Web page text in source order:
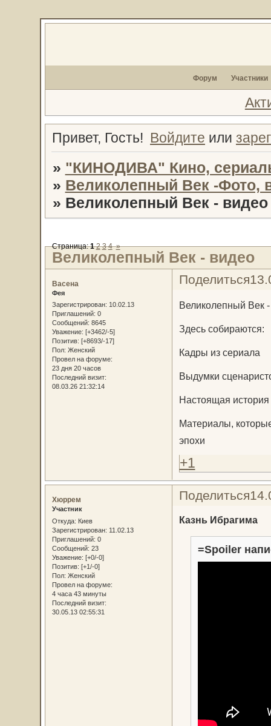
Форум Участники
Привет, Гость! Войдите или
» "КИНОДИВА" Кино,
» Великолепный Век -Фото,
» Великолепный Век - видео
Великолепный Век - видео
Страница:1 2 3 4 »
Поделиться
Васена
Фея
Зарегистрирован: 10.02.13
Приглашений: 0
Сообщений: 8645
Уважение: [+3462/-5]
Позитив: [+8693/-17]
Пол: Женский
Провел на форуме:
23 дня 20 часов
Последний визит:
08.03.26 21:32:14
Великолепный Век
Здесь собираются:
Кадры из сериала
Выдумки
Настоящая история
Материалы,
эпохи
+1
Поделиться
Хюррем
Участник
Откуда: Киев
Зарегистрирован: 11.02.13
Приглашений: 0
Сообщений: 23
Уважение: [+0/-0]
Позитив: [+1/-0]
Пол: Женский
Провел на форуме:
4 часа 43 минуты
Последний визит:
30.05.13 02:55:31
Казнь Ибрагима
=Spoiler